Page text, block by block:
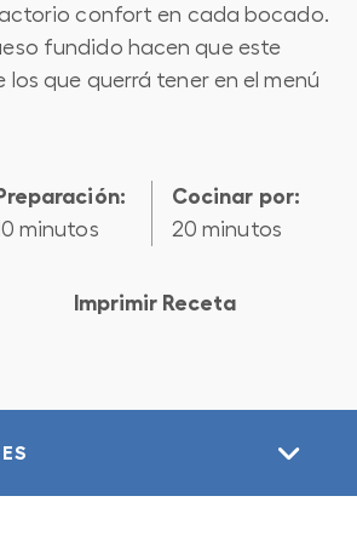
confort en cada bocado.
fundido hacen que este
los que querrá tener en el menú
preparación:
minutos
cocinar por:
20 minutos
Imprimir Receta